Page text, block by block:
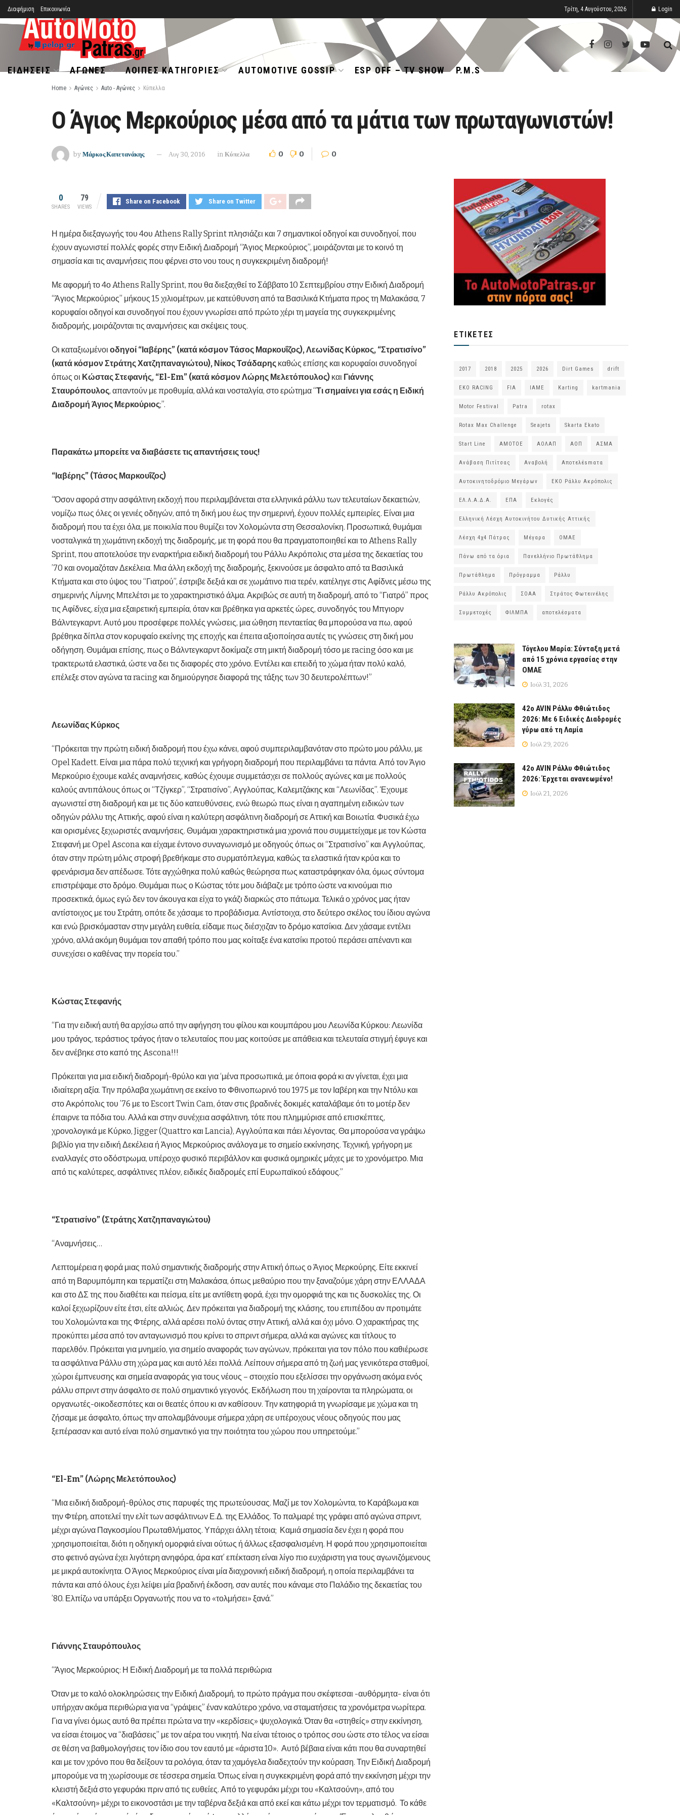
Διαφήμιση Επικοινωνία Τρίτη, 4 Αυγούστου, 2026 Login
ΕΙΔΉΣΕΙΣ ΑΓΏΝΕΣ ΛΟΙΠΈΣ ΚΑΤΗΓΟΡΊΕΣ AUTOMOTIVE GOSSIP ESP OFF – TV SHOW P.M.S
Home Αγώνες Auto - Αγώνες Κύπελλα
Ο Άγιος Μερκούριος μέσα από τα μάτια των πρωταγωνιστών!
by Μάρκος Καπετανάκης Αυγ 30, 2016 in Κύπελλα 0 0 0
0
SHARES
79
VIEWS
Share on Facebook Share on Twitter
Η ημέρα διεξαγωγής του 4ου Athens Rally Sprint πλησιάζει και 7 σημαντικοί οδηγοί και συνοδηγοί, που
έχουν αγωνιστεί πολλές φορές στην Ειδική Διαδρομή “Άγιος Μερκούριος”, μοιράζονται με το κοινό τη
σημασία και τις αναμνήσεις που φέρνει στο νου τους η συγκεκριμένη διαδρομή!
Με αφορμή το 4ο Athens Rally Sprint, που θα διεξαχθεί το Σάββατο 10 Σεπτεμβρίου στην Ειδική Διαδρομή
“Άγιος Μερκούριος” μήκους 15 χιλιομέτρων, με κατεύθυνση από τα Βασιλικά Κτήματα προς τη Μαλακάσα, 7
κορυφαίοι οδηγοί και συνοδηγοί που έχουν γνωρίσει από πρώτο χέρι τη μαγεία της συγκεκριμένης
διαδρομής, μοιράζονται τις αναμνήσεις και σκέψεις τους.
Οι καταξιωμένοι οδηγοί “Ιαβέρης” (κατά κόσμον Τάσος Μαρκουΐζος), Λεωνίδας Κύρκος, “Στρατισίνο”
(κατά κόσμον Στράτης Χατζηπαναγιώτου), Νίκος Τσάδαρης καθώς επίσης και κορυφαίοι συνοδηγοί
όπως οι Κώστας Στεφανής, “El-Em” (κατά κόσμον Λώρης Μελετόπουλος) και Γιάννης
Σταυρόπουλος, απαντούν με προθυμία, αλλά και νοσταλγία, στο ερώτημα “Τι σημαίνει για εσάς η Ειδική
Διαδρομή Άγιος Μερκούριος;”.
Παρακάτω μπορείτε να διαβάσετε τις απαντήσεις τους!
“Ιαβέρης” (Τάσος Μαρκουΐζος)
“Όσον αφορά στην ασφάλτινη εκδοχή που περιλαμβάνεται στα ελληνικά ράλλυ των τελευταίων δεκαετιών,
νομίζω πως όλες οι γενιές οδηγών, από τη δική μου έως την σημερινή, έχουν πολλές εμπειρίες. Είναι μια
διαδρομή που τα έχει όλα, με ποικιλία που θυμίζει τον Χολομώντα στη Θεσσαλονίκη. Προσωπικά, θυμάμαι
νοσταλγικά τη χωμάτινη εκδοχή της διαδρομής, με τη φορά που θα πραγματοποιηθεί και το Athens Rally
Sprint, που αποτελούσε την εναρκτήρια ειδική διαδρομή του Ράλλυ Ακρόπολις στα μέσα της δεκαετίας του
’70 και ονομαζόταν Δεκέλεια. Μια άλλη εκδοχή της διαδρομής, ξεκινούσε με άσφαλτο από τα Βασιλικά
Κτήματα και στο ύψος του “Γιατρού”, έστριβε δεξιά και σε χωμάτινο πια τερέν, κατέληγε στις Αφίδνες μέσω της
σημερινής Λίμνης Μπελέτσι με το χαρακτηριστικό άλμα. Ακριβώς σε αυτή τη διαδρομή, από το “Γιατρό” προς
τις Αφίδνες, είχα μια εξαιρετική εμπειρία, όταν και βρέθηκα για αρκετές ώρες, συνοδηγός του Μπγιορν
Βάλντεγκαρντ. Αυτό μου προσέφερε πολλές γνώσεις, μια ώθηση πενταετίας θα μπορούσα να πω, αφού
βρέθηκα δίπλα στον κορυφαίο εκείνης της εποχής και έπειτα αξιοποίησα αυτές τις γνώσεις στη δική μου
οδήγηση. Θυμάμαι επίσης, πως ο Βάλντεγκαρντ δοκίμαζε στη μικτή διαδρομή τόσο με racing όσο και με
τρακτερωτά ελαστικά, ώστε να δει τις διαφορές στο χρόνο. Εντέλει και επειδή το χώμα ήταν πολύ καλό,
επέλεξε στον αγώνα τα racing και δημιούργησε διαφορά της τάξης των 30 δευτερολέπτων!”
Λεωνίδας Κύρκος
“Πρόκειται την πρώτη ειδική διαδρομή που έχω κάνει, αφού συμπεριλαμβανόταν στο πρώτο μου ράλλυ, με
Opel Kadett. Είναι μια πάρα πολύ τεχνική και γρήγορη διαδρομή που περιλαμβάνει τα πάντα. Από τον Άγιο
Μερκούριο έχουμε καλές αναμνήσεις, καθώς έχουμε συμμετάσχει σε πολλούς αγώνες και με πολλούς
καλούς αντιπάλους όπως οι “Τζίγκερ”, “Στρατισίνο”, Αγγλούπας, Καλεμτζάκης και “Λεωνίδας”. Έχουμε
αγωνιστεί στη διαδρομή και με τις δύο κατευθύνσεις, ενώ θεωρώ πως είναι η αγαπημένη ειδικών των
οδηγών ράλλυ της Αττικής, αφού είναι η καλύτερη ασφάλτινη διαδρομή σε Αττική και Βοιωτία. Φυσικά έχω
και ορισμένες ξεχωριστές αναμνήσεις. Θυμάμαι χαρακτηριστικά μια χρονιά που συμμετείχαμε με τον Κώστα
Στεφανή με Opel Ascona και είχαμε έντονο συναγωνισμό με οδηγούς όπως οι “Στρατισίνο” και Αγγλούπας,
όταν στην πρώτη μόλις στροφή βρεθήκαμε στο συρματόπλεγμα, καθώς τα ελαστικά ήταν κρύα και το
φρενάρισμα δεν απέδωσε. Τότε αγχώθηκα πολύ καθώς θεώρησα πως καταστράφηκαν όλα, όμως σύντομα
επιστρέψαμε στο δρόμο. Θυμάμαι πως ο Κώστας τότε μου διάβαζε με τρόπο ώστε να κινούμαι πιο
προσεκτικά, όμως εγώ δεν τον άκουγα και είχα το γκάζι διαρκώς στο πάτωμα. Τελικά ο χρόνος μας ήταν
αντίστοιχος με του Στράτη, οπότε δε χάσαμε το προβάδισμα. Αντίστοιχα, στο δεύτερο σκέλος του ίδιου αγώνα
και ενώ βρισκόμασταν στην μεγάλη ευθεία, είδαμε πως διέσχιζαν το δρόμο κατσίκια. Δεν χάσαμε εντέλει
χρόνο, αλλά ακόμη θυμάμαι τον απαθή τρόπο που μας κοίταξε ένα κατσίκι προτού περάσει απέναντι και
συνεχίσει ο καθένας την πορεία του.”
Κώστας Στεφανής
“Για την ειδική αυτή θα αρχίσω από την αφήγηση του φίλου και κουμπάρου μου Λεωνίδα Κύρκου: Λεωνίδα
μου τράγος, τεράστιος τράγος ήταν ο τελευταίος που μας κοιτούσε με απάθεια και τελευταία στιγμή έφυγε και
δεν ανέβηκε στο καπό της Ascona!!!
Πρόκειται για μια ειδική διαδρομή-θρύλο και για ‘μένα προσωπικά, με όποια φορά κι αν γίνεται, έχει μια
ιδιαίτερη αξία. Την πρόλαβα χωμάτινη σε εκείνο το Φθινοπωρινό του 1975 με τον Ιαβέρη και την Ντόλυ και
στο Ακρόπολις του ’76 με το Escort Twin Cam, όταν στις βραδινές δοκιμές καταλάβαμε ότι το μοτέρ δεν
έπαιρνε τα πόδια του. Αλλά και στην συνέχεια ασφάλτινη, τότε που πλημμύρισε από επισκέπτες,
χρονολογικά με Κύρκο, Jigger (Quattro και Lancia), Αγγλούπα και πάει λέγοντας. Θα μπορούσα να γράψω
βιβλίο για την ειδική Δεκέλεια ή Άγιος Μερκούριος ανάλογα με το σημείο εκκίνησης. Τεχνική, γρήγορη με
εναλλαγές στο οδόστρωμα, υπέροχο φυσικό περιβάλλον και φυσικά ομηρικές μάχες με το χρονόμετρο. Μια
από τις καλύτερες, ασφάλτινες πλέον, ειδικές διαδρομές επί Ευρωπαϊκού εδάφους.”
“Στρατισίνο” (Στράτης Χατζηπαναγιώτου)
“Αναμνήσεις…
Λεπτομέρεια η φορά μιας πολύ σημαντικής διαδρομής στην Αττική όπως ο Άγιος Μερκούρης. Είτε εκκινεί
από τη Βαρυμπόμπη και τερματίζει στη Μαλακάσα, όπως μεθαύριο που την ξαναζούμε χάρη στην ΕΛΛΑΔΑ
και στο ΔΣ της που διαθέτει και πείσμα, είτε με αντίθετη φορά, έχει την ομορφιά της και τις δυσκολίες της. Οι
καλοί ξεχωρίζουν είτε έτσι, είτε αλλιώς. Δεν πρόκειται για διαδρομή της κλάσης, του επιπέδου αν προτιμάτε
του Χολομώντα και της Φτέρης, αλλά αρέσει πολύ όντας στην Αττική, αλλά και όχι μόνο. Ο χαρακτήρας της
προκύπτει μέσα από τον ανταγωνισμό που κρίνει το σπριντ σήμερα, αλλά και αγώνες και τίτλους το
παρελθόν. Πρόκειται για μνημείο, για σημείο αναφοράς των αγώνων, πρόκειται για τον πόλο που καθιέρωσε
τα ασφάλτινα Ράλλυ στη χώρα μας και αυτό λέει πολλά. Λείπουν σήμερα από τη ζωή μας γενικότερα σταθμοί,
χώροι έμπνευσης και σημεία αναφοράς για τους νέους – στοιχείο που εξελίσσει την οργάνωση ακόμα ενός
ράλλυ σπριντ στην άσφαλτο σε πολύ σημαντικό γεγονός. Εκδήλωση που τη χαίρονται τα πληρώματα, οι
οργανωτές-οικοδεσπότες και οι θεατές όπου κι αν καθίσουν. Την κατηφοριά τη γνωρίσαμε με χώμα και τη
ζήσαμε με άσφαλτο, όπως την απολαμβάνουμε σήμερα χάρη σε υπέροχους νέους οδηγούς που μας
ξεπέρασαν και αυτό είναι πολύ σημαντικό για την ποιότητα του χώρου που υπηρετούμε.”
“El-Em” (Λώρης Μελετόπουλος)
“Μια ειδική διαδρομή-θρύλος στις παρυφές της πρωτεύουσας. Μαζί με τον Χολομώντα, το Καράβωμα και
την Φτέρη, αποτελεί την ελίτ των ασφάλτινων Ε.Δ. της Ελλάδος. Το παλμαρέ της γράφει από αγώνα σπριντ,
μέχρι αγώνα Παγκοσμίου Πρωταθλήματος. Υπάρχει άλλη τέτοια; Καμιά σημασία δεν έχει η φορά που
χρησιμοποιείται, διότι η οδηγική ομορφιά είναι ούτως ή άλλως εξασφαλισμένη. Η φορά που χρησιμοποιείται
στο φετινό αγώνα έχει λιγότερη ανηφόρα, άρα κατ’ επέκταση είναι λίγο πιο ευχάριστη για τους αγωνιζόμενους
με μικρά αυτοκίνητα. Ο Άγιος Μερκούριος είναι μία διαχρονική ειδική διαδρομή, η οποία περιλαμβάνει τα
πάντα και από όλους έχει λείψει μία βραδινή έκδοση, σαν αυτές που κάναμε στο Παλάδιο της δεκαετίας του
’80. Ελπίζω να υπάρξει Οργανωτής που να το «τολμήσει» ξανά.”
Γιάννης Σταυρόπουλος
“Άγιος Μερκούριος: Η Ειδική Διαδρομή με τα πολλά περιθώρια
Όταν με το καλό ολοκληρώσεις την Ειδική Διαδρομή, το πρώτο πράγμα που σκέφτεσαι -αυθόρμητα- είναι ότι
υπήρχαν ακόμα περιθώρια για να “γράψεις” έναν καλύτερο χρόνο, να σταματήσεις τα χρονόμετρα νωρίτερα.
Για να γίνει όμως αυτό θα πρέπει πρώτα να την «κερδίσεις» ψυχολογικά. Όταν θα «στηθείς» στην εκκίνηση,
να είσαι έτοιμος να “διαβάσεις” με τον αέρα του νικητή. Να είναι τέτοιος ο τρόπος σου ώστε στο τέλος να είσαι
σε θέση να βαθμολογήσεις τον ίδιο σου τον εαυτό με «άριστα 10». Αυτό βέβαια είναι κάτι που θα συναρτηθεί
και με τον χρόνο που θα δείξουν τα ρολόγια, όταν τα χαμόγελα διαδεχτούν την κούραση. Την Ειδική Διαδρομή
μπορούμε να τη χωρίσουμε σε τέσσερα σημεία. Όπως είναι η συγκεκριμένη φορά από την εκκίνηση μέχρι την
κλειστή δεξιά στο γεφυράκι πριν από τις ευθείες. Από το γεφυράκι μέχρι του «Καλτσούνη», από του
«Καλτσούνη» μέχρι το εικονοστάσι με την ταβέρνα δεξιά και από εκεί και κάτω μέχρι τον τερματισμό. Το κάθε
ΕΤΙΚΈΤΕΣ
2017 2018 2025 2026 Dirt Games drift
EKO RACING FIA IAME Karting kartmania
Motor Festival Patra rotax
Rotax Max Challenge Seajets Skarta Ekato
Start Line ΑΜΟΤΟΕ ΑΟΛΑΠ ΑΟΠ ΑΣΜΑ
Ανάβαση Πιτίτσας Αναβολή Αποτελέsmατα
Αυτοκινητοδρόμιο Μεγάρων ΕΚΟ Ράλλυ Ακρόπολις
ΕΛ.Λ.Α.Δ.Α. ΕΠΑ Εκλογές
Ελληνική Λέσχη Αυτοκινήτου Δυτικής Αττικής
Λέσχη 4χ4 Πάτρας Μέγαρα ΟΜΑΕ
Πάνω από τα όρια Πανελλήνιο Πρωτάθλημα
Πρωτάθλημα Πρόγραμμα Ράλλυ
Ράλλυ Ακρόπολις ΣΟΑΑ Στράτος Φωτεινέλης
Συμμετοχές ΦΙΛΜΠΑ αποτελέσματα
Τόγελου Μαρία: Σύνταξη μετά
από 15 χρόνια εργασίας στην
ΟΜΑΕ
Ιούλ 31, 2026
42ο AVIN Ράλλυ Φθιώτιδος
2026: Με 6 Ειδικές Διαδρομές
γύρω από τη Λαμία
Ιούλ 29, 2026
42ο AVIN Ράλλυ Φθιώτιδος
2026: Έρχεται ανανεωμένο!
Ιούλ 21, 2026